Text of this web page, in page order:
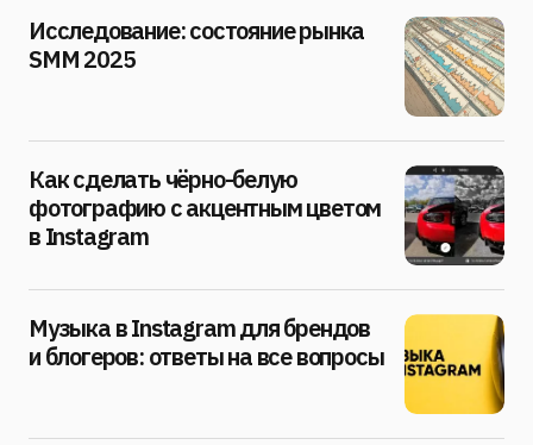
Исследование: состояние рынка
SMM 2025
Как сделать чёрно-белую
фотографию с акцентным цветом
в Instagram
Музыка в Instagram для брендов
и блогеров: ответы на все вопросы